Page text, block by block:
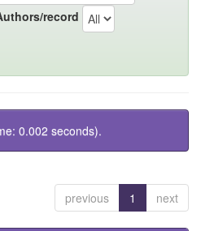
record
0.002 seconds).
previous 1 next